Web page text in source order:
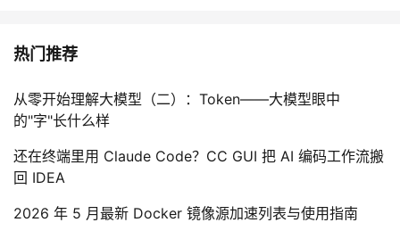
热门推荐
从零开始理解大模型（二）：Token——大模型眼中
的"字"长什么样
还在终端里用 Claude Code？CC GUI 把 AI 编码工作流搬
回 IDEA
2026 年 5 月最新 Docker 镜像源加速列表与使用指南